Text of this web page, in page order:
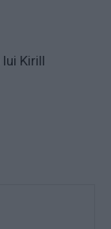
Kirill